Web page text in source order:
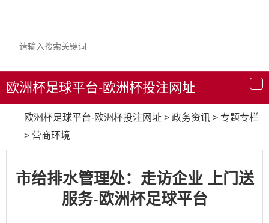
导
航
欧洲杯足球平台-欧洲杯投注网址
欧洲杯足球平台-欧洲杯投注网址 > 政务资讯 > 专题专栏
> 营商环境
市给排水管理处：走访企业 上门送
服务-欧洲杯足球平台